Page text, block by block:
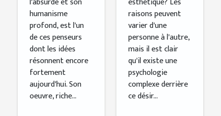
humanisme
profond, est l'un
de ces penseurs
dont les idées
résonnent encore
fortement
aujourd'hui. Son
oeuvre, riche...
raisons peuvent
varier d'une
personne à l'autre,
mais il est clair
qu'il existe une
psychologie
complexe derrière
ce désir...